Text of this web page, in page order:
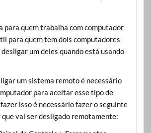
para quem trabalha com computador
para quem tem dois computadores
um deles quando está usando
um sistema remoto é necessário
para aceitar esse tipo de
isso é necessário fazer o seguinte
que vai ser desligado remotamente: